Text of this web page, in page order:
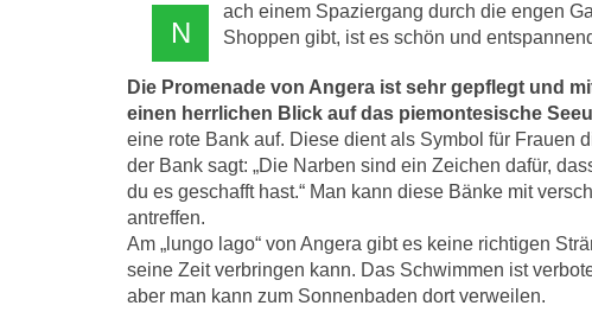
N
ach einem Spaziergang durch die engen
Shoppen gibt, ist es schön und
Die Promenade von Angera ist sehr gepflegt und
einen herrlichen Blick auf das piemontesische
eine rote Bank auf. Diese dient als Symbol für Frauen
der Bank sagt: „Die Narben sind ein Zeichen dafür,
du es geschafft hast.“ Man kann diese Bänke mit
antreffen.
Am „lungo lago“ von Angera gibt es keine richtigen
seine Zeit verbringen kann. Das Schwimmen ist
aber man kann zum Sonnenbaden dort verweilen.